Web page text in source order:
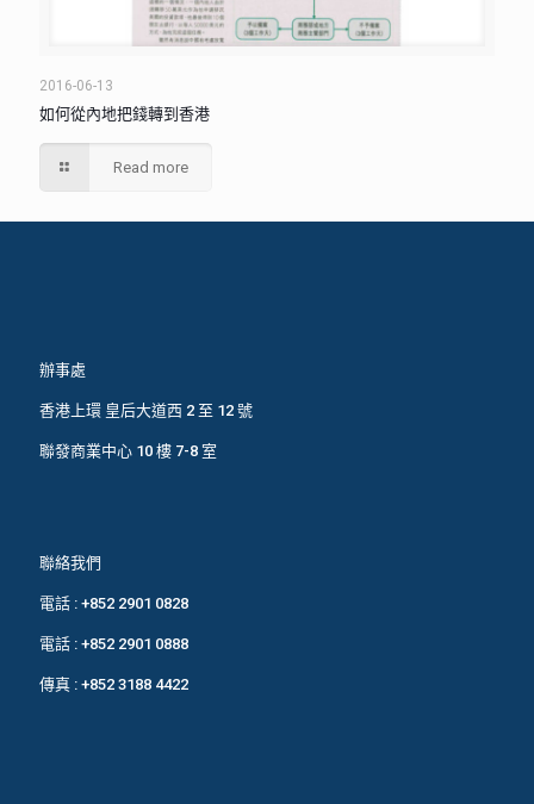
2016-06-13
如何從內地把錢轉到香港
Read more
辦事處
香港上環 皇后大道西 2 至 12 號
聯發商業中心 10 樓 7-8 室
聯絡我們
電話 : +852 2901 0828
電話 : +852 2901 0888
傳真 : +852 3188 4422